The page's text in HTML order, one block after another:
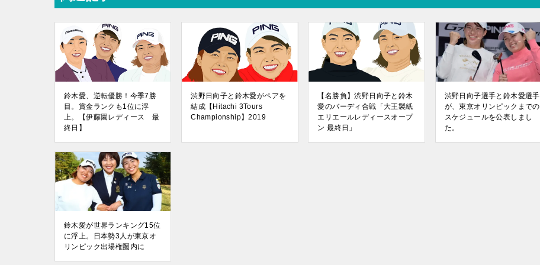
鈴木愛、逆転優勝！今季7勝
目。賞金ランクも1位に浮
上。【伊藤園レディース 最
終日】
渋野日向子と鈴木愛がペアを
結成【Hitachi 3Tours
Championship】2019
【名勝負】渋野日向子と鈴木
愛のバーディ合戦「大王製紙
エリエールレディースオープ
ン 最終日」
渋野日向子選手と鈴木愛選手
が、東京オリンピックまでの
スケジュールを公表しまし
た。
鈴木愛が世界ランキング15位
に浮上。日本勢3人が東京オ
リンピック出場権圏内に